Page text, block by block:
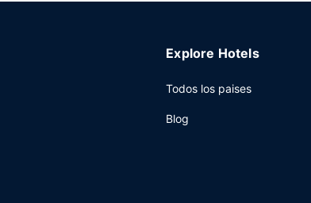
Explore Hotels
Todos los paises
Blog